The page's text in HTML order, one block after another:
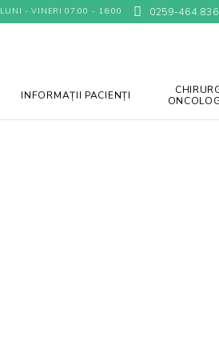
LUNI - VINERI 07:00 - 16:00 0259-464.836
INFORMAȚII PACIENȚI